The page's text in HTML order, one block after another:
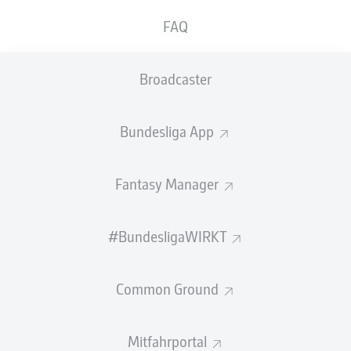
FAQ
Broadcaster
Bundesliga App
Fantasy Manager
#BundesligaWIRKT
Common Ground
Mitfahrportal
oder im Video-Hub die Playlists checken!
im Apple App Store für iOS und im Google Play Store für
Wir wünschen dir viel Spaß mit den Bundesliga Shorts!
WEITERE VIDEOS
Empfohlener redaktioneller Inhalt von